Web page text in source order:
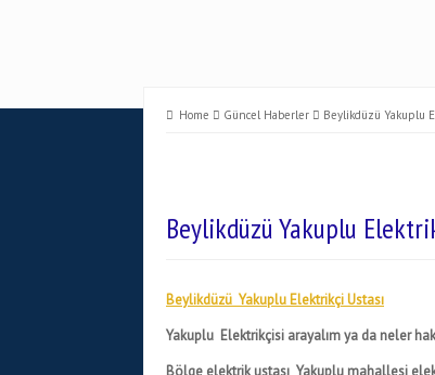
Home Güncel Haberler Beylikdüzü Yakuplu
Beylikdüzü Yakuplu
Beylikdüzü Yakuplu Elektrikçi Ustası
Yakuplu Elektrikçisi arayalım ya da neler
Bölge elektrik ustası Yakuplu mahallesi